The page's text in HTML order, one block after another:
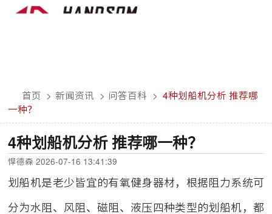
首页 > 新闻资讯 > 问答百科 >
4种划船机分析 推荐哪
一种？
4种划船机分析 推荐哪一种？
悍德森 2026-07-16 13:41:39
划船机是老少皆宜的有氧健身器材，根据阻力系统可
分为水阻、风阻、磁阻、液压四种类型的划船机，都